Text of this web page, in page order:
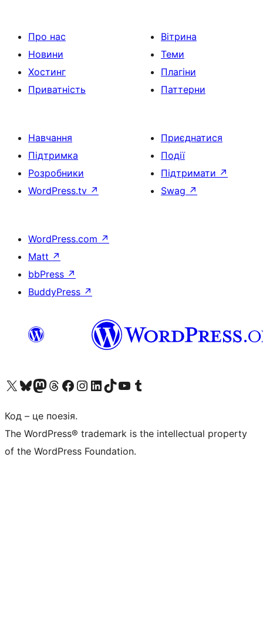
Про нас
Новини
Хостинг
Приватність
Вітрина
Теми
Плагіни
Паттерни
Навчання
Підтримка
Розробники
WordPress.tv ↗
Приєднатися
Події
Підтримати ↗
Swag ↗
WordPress.com ↗
Matt ↗
bbPress ↗
BuddyPress ↗
Visit our X (formerly Twitter) account
Visit our Bluesky account
Завітайте до нашої стрічки в Mastodon
Visit our Threads account
Завітайте на нашу сторінку в Facebook
Visit our Instagram account
Visit our LinkedIn account
Visit our TikTok account
Visit our YouTube channel
Visit our Tumblr account
Код – це поезія.
The WordPress® trademark is the intellectual property
of the WordPress Foundation.